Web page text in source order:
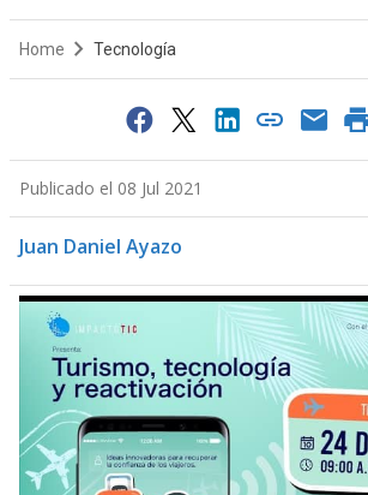
Home Tecnología
Publicado el 08 Jul 2021
Juan Daniel Ayazo